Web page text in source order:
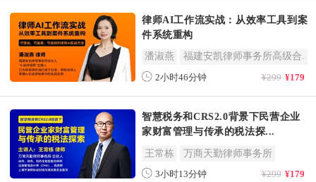
律师AI工作流实战：从效率工具到案
件系统重构
潘淑燕 福建安凯律师事务所高级合.
2小时46分钟 ¥299 ¥179
智慧税务和CRS2.0背景下民营企业
家财富管理与传承的税法探...
王常栋 万商天勤律师事务所
3小时13分钟 ¥299 ¥179